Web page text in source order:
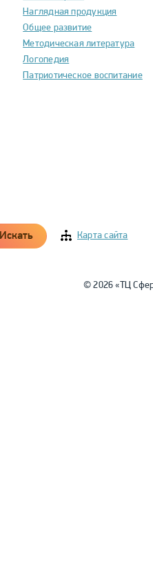
Наглядная продукция
Общее развитие
Методическая литература
Логопедия
Патриотическое воспитание
Искать Карта сайта
© 2026 «ТЦ